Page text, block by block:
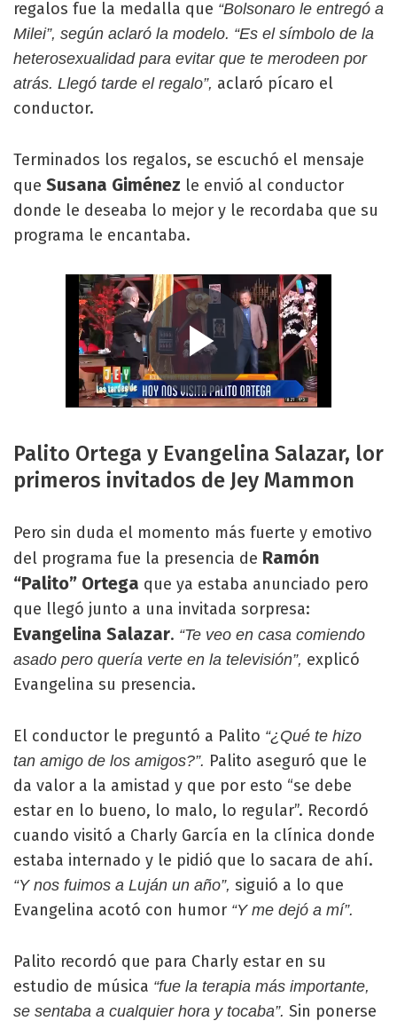
regalos fue la medalla que “Bolsonaro le entregó a
Milei”, según aclaró la modelo. “Es el símbolo de la
heterosexualidad para evitar que te merodeen por
atrás. Llegó tarde el regalo”, aclaró pícaro el
conductor.
Terminados los regalos, se escuchó el mensaje
que Susana Giménez le envió al conductor
donde le deseaba lo mejor y le recordaba que su
programa le encantaba.
Palito Ortega y Evangelina Salazar, lor
primeros invitados de Jey Mammon
Pero sin duda el momento más fuerte y emotivo
del programa fue la presencia de Ramón
“Palito” Ortega que ya estaba anunciado pero
que llegó junto a una invitada sorpresa:
Evangelina Salazar. “Te veo en casa comiendo
asado pero quería verte en la televisión”, explicó
Evangelina su presencia.
El conductor le preguntó a Palito “¿Qué te hizo
tan amigo de los amigos?”. Palito aseguró que le
da valor a la amistad y que por esto “se debe
estar en lo bueno, lo malo, lo regular”. Recordó
cuando visitó a Charly García en la clínica donde
estaba internado y le pidió que lo sacara de ahí.
“Y nos fuimos a Luján un año”, siguió a lo que
Evangelina acotó con humor “Y me dejó a mí”.
Palito recordó que para Charly estar en su
estudio de música “fue la terapia más importante,
se sentaba a cualquier hora y tocaba”. Sin ponerse